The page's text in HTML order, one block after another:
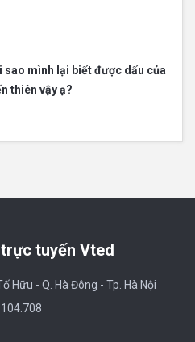
mình lại biết được dấu của
thiên vậy ạ?
tuyến Vted
Hữu - Q. Hà Đông - Tp. Hà Nội